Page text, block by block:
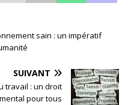
sain : un impératif
SUIVANT
travail : un droit
pour tous